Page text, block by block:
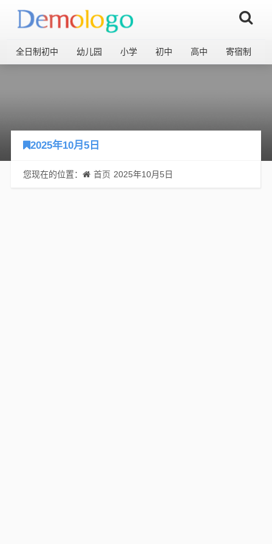
全日制初中 幼儿园 小学 初中 高中 寄宿制
2025年10月5日
您现在的位置： 首页 2025年10月5日